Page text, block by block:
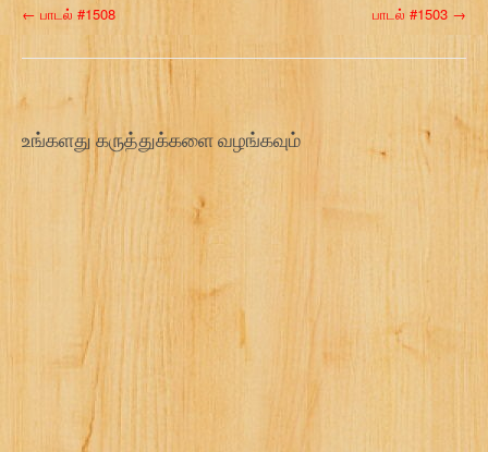
P
o
s
t
← பாடல் #1508 பாடல் #1503 →
உங்களது கருத்துக்களை வழங்கவும்